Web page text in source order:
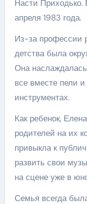
Насти
апреля 1983 года.
Из-за профессии
детства была
Она
все вместе пели
инструментах.
Как ребенок,
родителей на их
привыкла к
развить свои
на сцене уже в
Семья всегда